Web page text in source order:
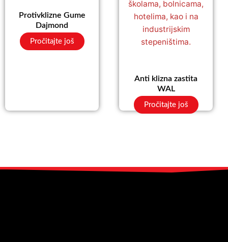
Protivklizne Gume
Dajmond
Pročitajte još
Anti klizna zastita
WAL
Pročitajte još